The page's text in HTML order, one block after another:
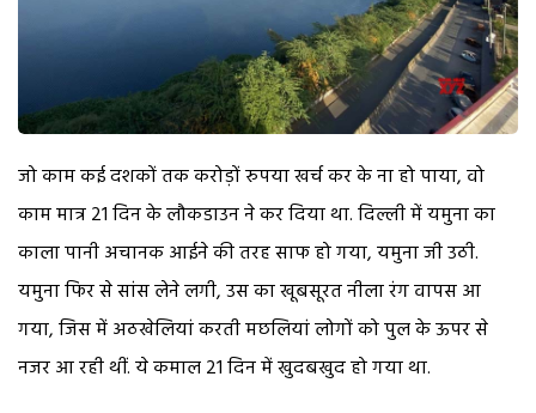
जो काम कई दशकों तक करोड़ों रुपया खर्च कर के ना हो पाया, वो
काम मात्र 21 दिन के लौकडाउन ने कर दिया था. दिल्ली में यमुना का
काला पानी अचानक आईने की तरह साफ हो गया, यमुना जी उठी.
यमुना फिर से सांस लेने लगी, उस का खूबसूरत नीला रंग वापस आ
गया, जिस में अठखेलियां करती मछलियां लोगों को पुल के ऊपर से
नजर आ रही थीं. ये कमाल 21 दिन में खुदबखुद हो गया था.